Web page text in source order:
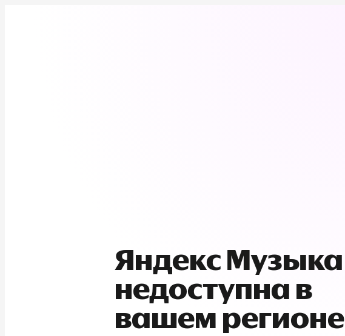
Яндекс Музыка
недоступна в
вашем регионе